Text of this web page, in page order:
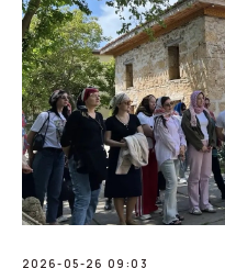
2026-05-26 09:03